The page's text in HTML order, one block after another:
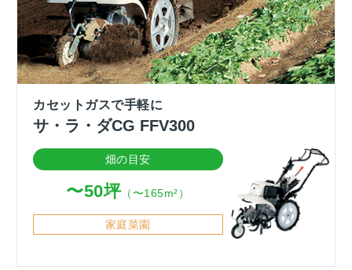
カセットガスで手軽に
サ・ラ・ダCG FFV300
畑の目安
〜50坪（〜165m²）
家庭菜園